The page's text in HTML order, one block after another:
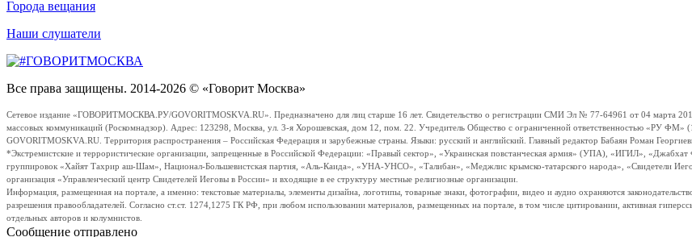
Города вещания
Наши слушатели
Все права защищены. 2014-2026 © «Говорит Москва»
Сетевое издание «ГОВОРИТМОСКВА.РУ/GOVORITMOSKVA.RU». Предназначено для лиц старше 16 лет. Свидетельство о регистрации СМИ Эл № 77-64961 от 04 марта
массовых коммуникаций (Роскомнадзор). Адрес: 123298, Москва, ул. 3-я Хорошевская, дом 12, пом. 22. Учредитель Общество с ограниченной ответственностью «РУ
GOVORITMOSKVA.RU. Территория распространения – Российская Федерация и зарубежные страны. Языки: русский и английский. Главный редактор Бабаян Роман
*Экстремистские и террористические организации, запрещенные в Российской Федерации: «Правый сектор», «Украинская повстанческая армия» (УПА), «ИГИЛ»,
группировок «Хайят Тахрир аш-Шам», Национал-Большевистская партия, «Аль-Каида», «УНА-УНСО», «Талибан», «Меджлис крымско-татарского народа», «Свидетели
организация «Управленческий центр Свидетелей Иеговы в России» и входящие в ее структуру местные религиозные организации.
Информация, размещенная на портале, а именно: текстовые материалы, элементы дизайна, логотипы, товарные знаки, фотографии, видео и аудио охраняются
разрешения правообладателей. Согласно ст.ст. 1274,1275 ГК РФ, при любом использовании материалов, размещенных на портале, в том числе цитировании, активная
отдельных авторов и колумнистов.
Сообщение отправлено